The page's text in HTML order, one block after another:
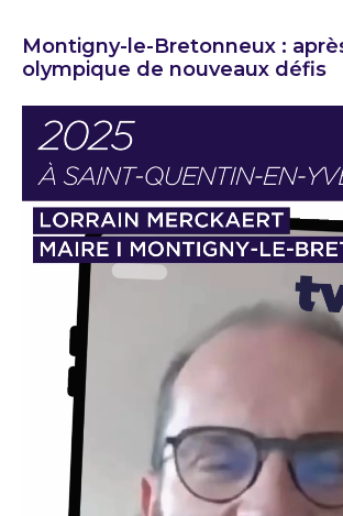
Montigny-le-Bretonneux :
olympique de nouveaux défis